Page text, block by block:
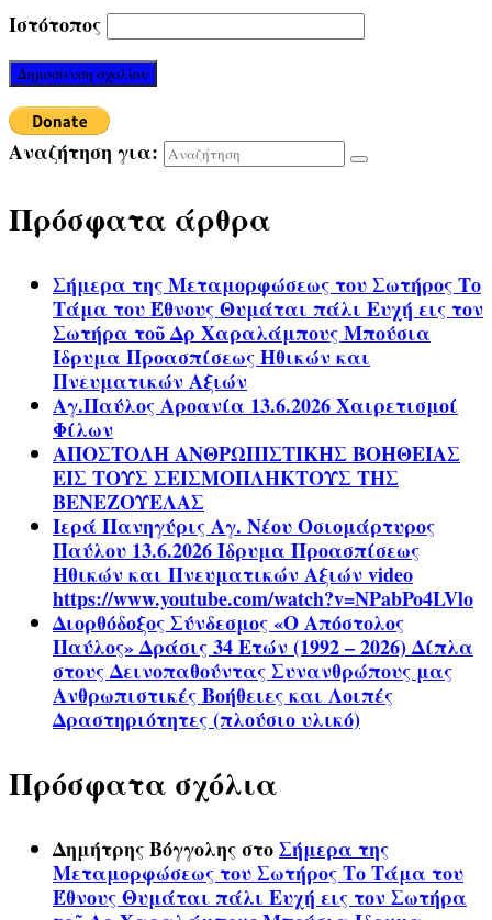
Ιστότοπος
Αναζήτηση για:
Πρόσφατα άρθρα
Σήμερα της Μεταμορφώσεως του Σωτήρος Το
Τάμα του Έθνους Θυμάται πάλι Ευχή εις τον
Σωτήρα τοῦ Δρ Χαραλάμπους Μπούσια
Ίδρυμα Προασπίσεως Ηθικών και
Πνευματικών Αξιών
Αγ.Παύλος Αροανία 13.6.2026 Χαιρετισμοί
Φίλων
ΑΠΟΣΤΟΛΗ ΑΝΘΡΩΠΙΣΤΙΚΗΣ ΒΟΗΘΕΙΑΣ
ΕΙΣ ΤΟΥΣ ΣΕΙΣΜΟΠΛΗΚΤΟΥΣ ΤΗΣ
ΒΕΝΕΖΟΥΕΛΑΣ
Ιερά Πανηγύρις Αγ. Νέου Οσιομάρτυρος
Παύλου 13.6.2026 Ίδρυμα Προασπίσεως
Ηθικών και Πνευματικών Αξιών video
https://www.youtube.com/watch?v=NPabPo4LVlo
Διορθόδοξος Σύνδεσμος «Ο Απόστολος
Παύλος» Δράσις 34 Ετών (1992 – 2026) Δίπλα
στους Δεινοπαθούντας Συνανθρώπους μας
Ανθρωπιστικές Βοήθειες και Λοιπές
Δραστηριότητες (πλούσιο υλικό)
Πρόσφατα σχόλια
Δημήτρης ΒόγγοληςστοΣήμερα της
Μεταμορφώσεως του Σωτήρος Το Τάμα του
Έθνους Θυμάται πάλι Ευχή εις τον Σωτήρα